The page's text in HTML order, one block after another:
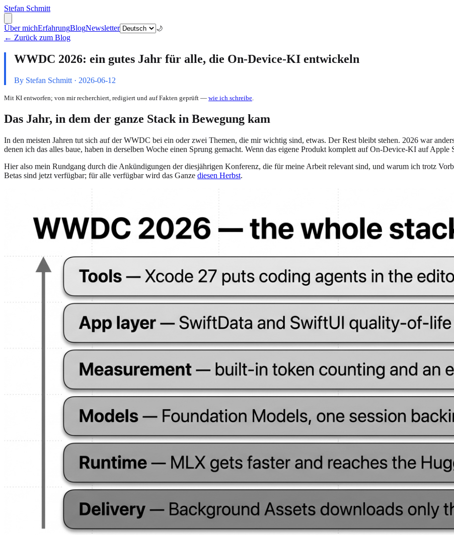
Stefan Schmitt
Über michErfahrungBlogNewsletter 🌙
← Zurück zum Blog
WWDC 2026: ein gutes Jahr für alle, die On-Device-KI entwickeln
By Stefan Schmitt · 2026-06-12
Mit KI entworfen; von mir recherchiert, redigiert und auf Fakten geprüft — wie ich schreibe
Das Jahr, in dem der ganze Stack in Bewegung kam
In den meisten Jahren tut sich auf der WWDC bei ein oder zwei Themen, die mir wichtig sind, etwas. Der Rest bleibt stehen. 2026 war
denen ich das alles baue, haben in derselben Woche einen Sprung gemacht. Wenn das eigene Produkt komplett auf On-Device-KI auf
Hier also mein Rundgang durch die Ankündigungen der diesjährigen Konferenz, die für meine Arbeit relevant sind, und warum ich trotz
Betas sind jetzt verfügbar; für alle verfügbar wird das Ganze diesen Herbst.